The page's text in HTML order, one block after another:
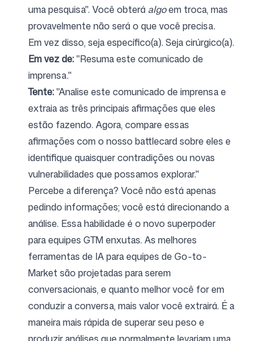
uma pesquisa". Você obterá algoem troca, mas
provavelmente não será o que você precisa.
Em vez disso, seja específico(a). Seja cirúrgico(a).
Em vez de:"Resuma este comunicado de
imprensa."
Tente:"Analise este comunicado de imprensa e
extraia as três principais afirmações que eles
estão fazendo. Agora, compare essas
afirmações com o nosso battlecard sobre eles e
identifique quaisquer contradições ou novas
vulnerabilidades que possamos explorar."
Percebe a diferença? Você não está apenas
pedindo informações; você está direcionando a
análise. Essa habilidade é o novo superpoder
para equipes GTM enxutas. As melhores
ferramentas de IA para equipes de Go-to-
Market são projetadas para serem
conversacionais, e quanto melhor você for em
conduzir a conversa, mais valor você extrairá. É a
maneira mais rápida de superar seu peso e